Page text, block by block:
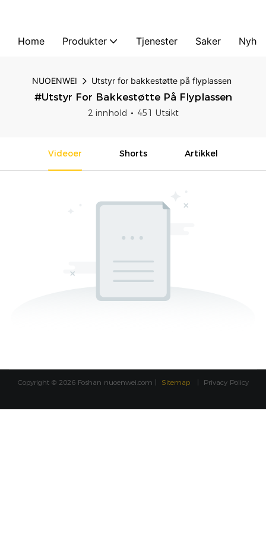
Home Produkter Tjenester Saker
NUOENWEI Utstyr for bakkestøtte på flyplassen
#Utstyr For Bakkestøtte På Flyplassen
2 innhold 451 Utsikt
Videoer Shorts Artikkel
Copyright © 2026 Foshan nuoenwei.com | Sitemap | Privacy Policy